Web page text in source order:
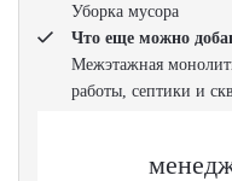
Уборка мусора
Что еще можно
Межэтажная
работы, септики и